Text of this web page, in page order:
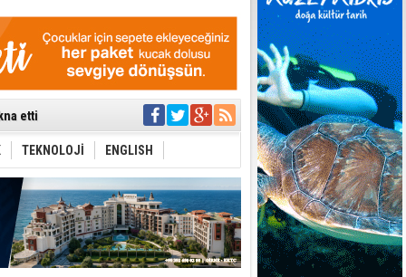
etti
toplantıya
aday
ilerleme
etmiyor
hesabı
TEKNOLOJİ ENGLISH